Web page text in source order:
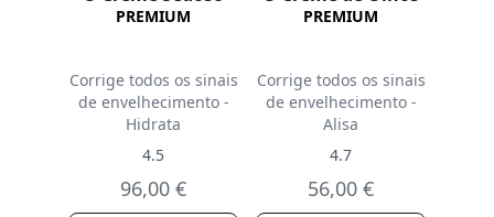
PREMIUM
Corrige todos os sinais
de envelhecimento -
Hidrata
4.5
96,00 €
PREMIUM
Corrige todos os sinais
de envelhecimento -
Alisa
4.7
56,00 €